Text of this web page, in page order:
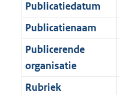
m
a
a
t
Publicatiedatum
Publicatienaam
Publicerende
organisatie
Rubriek